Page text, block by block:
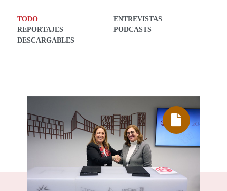
TODO
ENTREVISTAS
REPORTAJES
PODCASTS
DESCARGABLES